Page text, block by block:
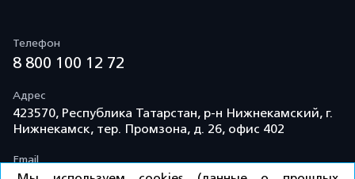
Телефон
8 800 100 12 72
Адрес
423570, Республика Татарстан, р-н Нижнекамский, г.
Нижнекамск, тер. Промзона, д. 26, офис 402
Email